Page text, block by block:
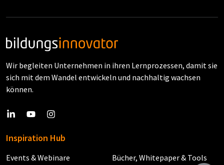
Wir begleiten Unternehmen in ihren Lernprozessen, damit sie
sich mit dem Wandel entwickeln und nachhaltig wachsen
können.
Inspiration Hub
Events & Webinare Bücher, Whitepaper & Tools